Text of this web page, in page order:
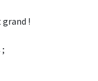
grand !